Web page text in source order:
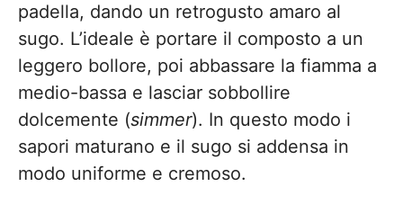
padella, dando un retrogusto amaro al
sugo. L’ideale è portare il composto a un
leggero bollore, poi abbassare la fiamma a
medio-bassa e lasciar sobbollire
dolcemente (simmer). In questo modo i
sapori maturano e il sugo si addensa in
modo uniforme e cremoso.